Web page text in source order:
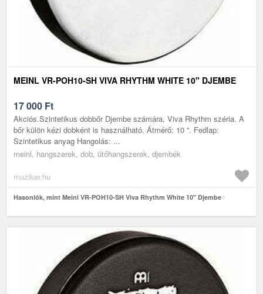
MEINL VR-POH10-SH VIVA RHYTHM WHITE 10" DJEMBE
17 000 Ft
Akciós.Szintetikus dobbőr Djembe számára, Viva Rhythm széria. A
bőr külön kézi dobként is használható. Átmérő: 10 ''. Fedlap:
Szintetikus anyag Hangolás: ...
meinl, hangszerek, dob, ütőhangszerek, djembék
muziker.hu
Hasonlók, mint Meinl VR-POH10-SH Viva Rhythm White 10" Djembe